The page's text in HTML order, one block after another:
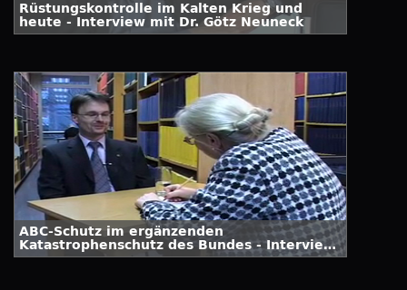
Rüstungskontrolle im Kalten Krieg und
heute - Interview mit Dr. Götz Neuneck
ABC-Schutz im ergänzenden
Katastrophenschutz des Bundes - Interview
mit Dr. Roman Trebbe vom BBK